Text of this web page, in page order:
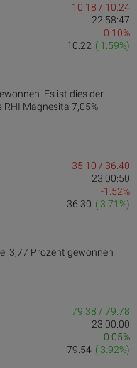
10.18 / 10.24
22:58:47
-0.10%
( 1.59%)
10.22
Es ist dies der
Magnesita 7,05%
35.10 / 36.40
23:00:50
-1.52%
( 3.71%)
36.30
3,77 Prozent gewonnen
79.38 / 79.78
23:00:00
0.05%
( 3.92%)
79.54